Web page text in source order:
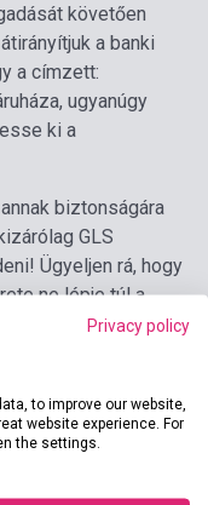
követően
a banki
a címzett:
ugyanúgy
ki a
biztonságára
GLS
Ügyeljen rá, hogy
ne lépje túl a
(magasság
cm)!
követően
csak sikeres
Privacy policy
to improve our website,
website experience. For
the settings.